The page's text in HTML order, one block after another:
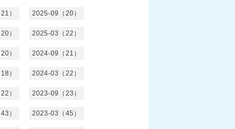
） 2025-09（20）
） 2025-03（22）
） 2024-09（21）
） 2024-03（22）
） 2023-09（23）
） 2023-03（45）